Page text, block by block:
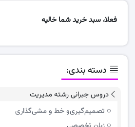
فعلا، سبد خرید شما خالیه
دسته بندی:
دروس جبرانی رشته مدیریت
تصمیم‌گیری‌و خط و مشی‌گذاری